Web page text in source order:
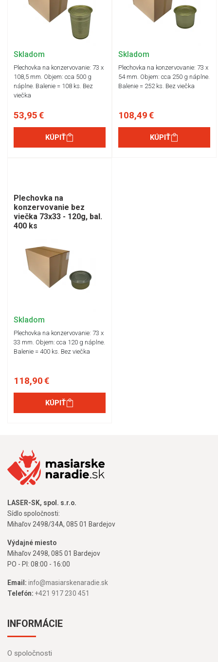
Skladom
Plechovka na konzervovanie: 73 x
108,5 mm. Objem: cca 500 g
náplne. Balenie = 108 ks. Bez
viečka
53,95 €
KÚPIŤ
Skladom
Plechovka na konzervovanie: 73 x
54 mm. Objem: cca 250 g náplne.
Balenie = 252 ks. Bez viečka
108,49 €
KÚPIŤ
Plechovka na
konzervovanie bez
viečka 73x33 - 120g, bal.
400 ks
Skladom
Plechovka na konzervovanie: 73 x
33 mm. Objem: cca 120 g náplne.
Balenie = 400 ks. Bez viečka
118,90 €
KÚPIŤ
LASER-SK, spol. s.r.o.
Sídlo spoločnosti:
Mihaľov 2498/34A, 085 01 Bardejov
Výdajné miesto
Mihaľov 2498, 085 01 Bardejov
PO - PI: 08:00 - 16:00
Email: info@masiarskenaradie.sk
Telefón: +421 917 230 451
INFORMÁCIE
O spoločnosti